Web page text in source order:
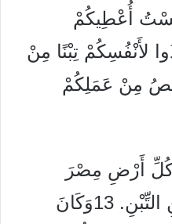
أُعْطِيكُمْ
وَخُذُوا لأَنْفُسِكُمْ تِبْنًا مِنْ
مِنْ عَمَلِكُمْ
كُلِّ أَرْضِ مِصْرَ
لِيَجْمَعُوا قَشًّا عِوَضًا عَنِ التِّبْنِ. 13وَكَانَ